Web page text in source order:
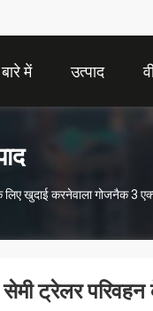
में उत्पाद
लिए खुदाई करनेवाला गोजनैक 3
ट्रेलर